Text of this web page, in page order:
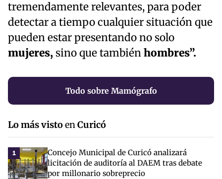
tremendamente relevantes, para poder
detectar a tiempo cualquier situación que
pueden estar presentando no solo
mujeres, sino que tambiénhombres”.
Todo sobre Mamógrafo
Lo más vistoenCuricó
1
Concejo Municipal de Curicó analizará
licitación de auditoría al DAEM tras debate
por millonario sobreprecio